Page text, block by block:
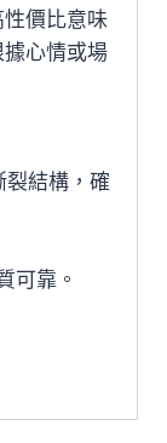
價比意味
心情或場
結構，確
可靠。